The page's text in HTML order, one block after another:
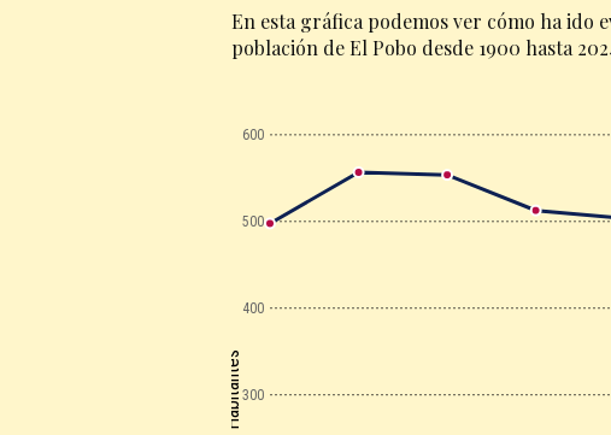
En esta gráfica podemos ver cómo ha ido
población de El Pobo desde 1900 hasta
300
400
500
600
Habitantes